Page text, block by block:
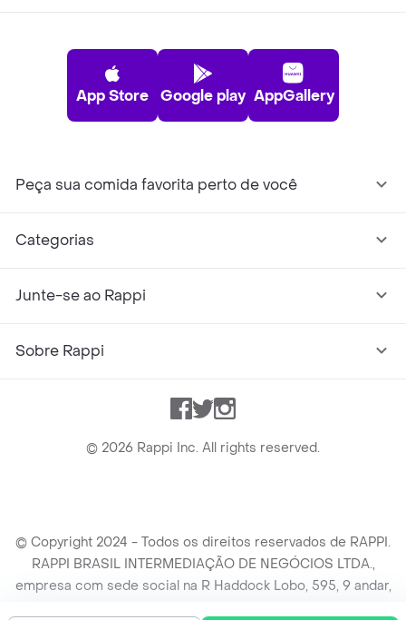
App Store Google play AppGallery
Peça sua comida favorita perto de você
Categorias
Junte-se ao Rappi
Sobre Rappi
Facebook
TwitterInstagram
© 2026 Rappi Inc. All rights reserved.
© Copyright 2024 - Todos os direitos reservados de RAPPI.
RAPPI BRASIL INTERMEDIAÇÃO DE NEGÓCIOS LTDA.,
empresa com sede social na R Haddock Lobo, 595, 9 andar,